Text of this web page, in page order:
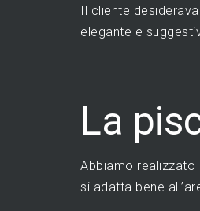
Il cliente
elegante e
La
Abbiamo realizzato
si adatta bene